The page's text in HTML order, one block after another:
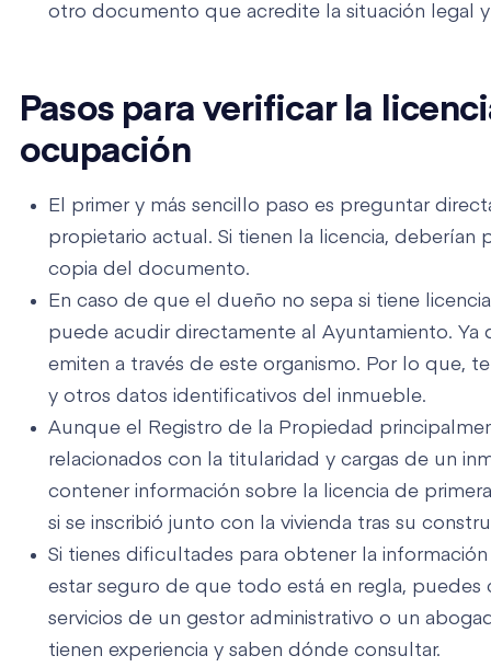
otro documento que acredite la situación legal
Pasos para verificar la
ocupación
El primer y más sencillo paso es preguntar
propietario actual. Si tienen la licencia, deberían
copia del documento.
En caso de que el dueño no sepa si tiene
puede acudir directamente al Ayuntamiento. Ya
emiten a través de este organismo. Por lo que,
y otros datos identificativos del inmueble.
Aunque el Registro de la Propiedad
relacionados con la titularidad y cargas de un
contener información sobre la licencia de
si se inscribió junto con la vivienda tras su
Si tienes dificultades para obtener la
estar seguro de que todo está en regla, puedes
servicios de un gestor administrativo o un
tienen experiencia y saben dónde consultar.